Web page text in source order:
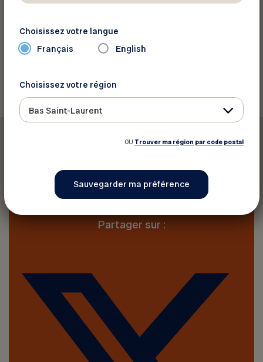
Source: FADOQ
Imprimer cet article
Partager sur :
Choisissez votre langue
Français English
Choisissez votre région
Bas Saint-Laurent
OU Trouver ma région par code postal